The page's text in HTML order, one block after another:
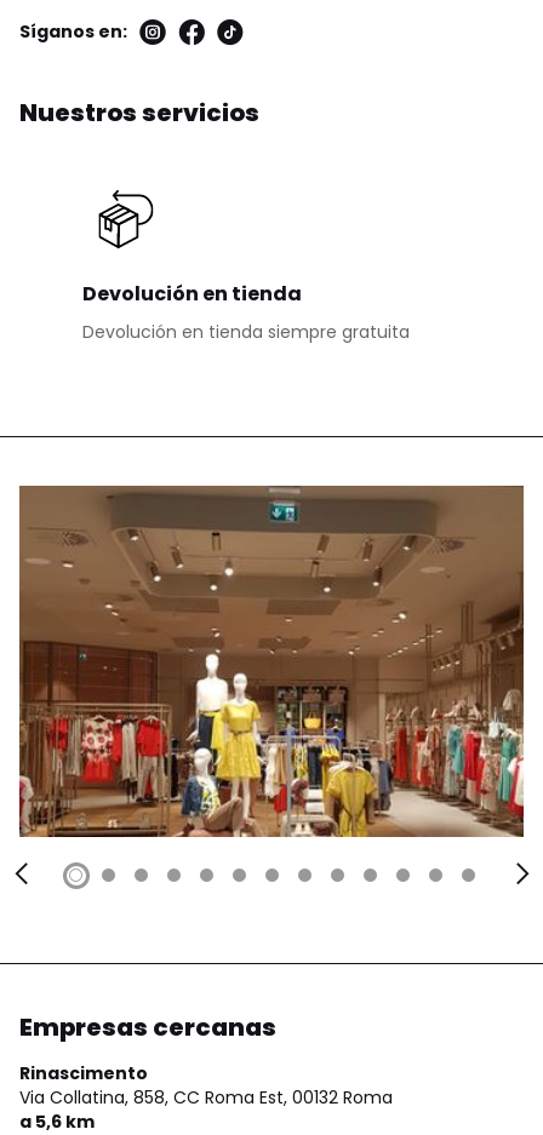
Síganos en:
Nuestros servicios
Devolución en tienda
Devolución en tienda siempre gratuita
Empresas cercanas
Rinascimento
Via Collatina, 858, CC Roma Est, 00132 Roma
a 5,6 km